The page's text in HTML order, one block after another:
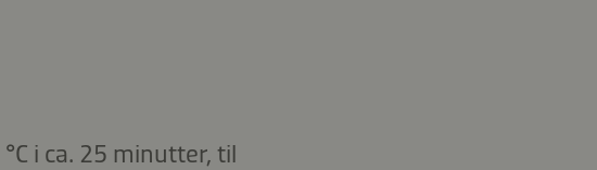
i ca. 25 minutter, til